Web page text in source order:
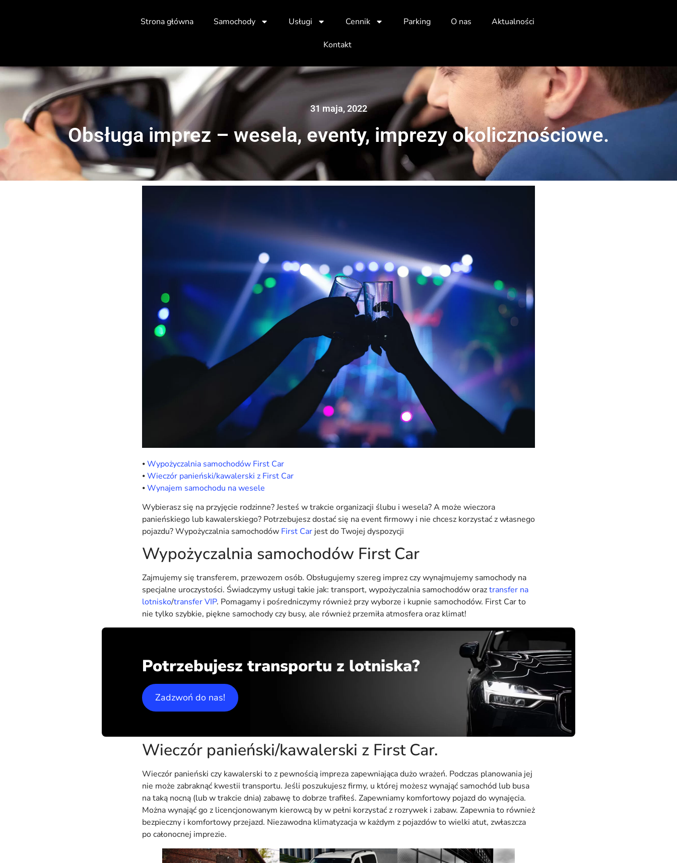
Strona główna Samochody Usługi Cennik Parking O nas Aktualności
Kontakt
31 maja, 2022
Obsługa imprez – wesela, eventy, imprezy okolicznościowe.
⦁Wypożyczalnia samochodów First Car
⦁Wieczór panieński/kawalerski z First Car
⦁Wynajem samochodu na wesele
Wybierasz się na przyjęcie rodzinne? Jesteś w trakcie organizacji ślubu i wesela? A może wieczora
panieńskiego lub kawalerskiego? Potrzebujesz dostać się na event firmowy i nie chcesz korzystać z własnego
pojazdu? Wypożyczalnia samochodów First Car jest do Twojej dyspozycji
Wypożyczalnia samochodów First Car
Zajmujemy się transferem, przewozem osób. Obsługujemy szereg imprez czy wynajmujemy samochody na
specjalne uroczystości. Świadczymy usługi takie jak: transport, wypożyczalnia samochodów oraztransfer na
lotnisko/transfer VIP. Pomagamy i pośredniczymy również przy wyborze i kupnie samochodów. First Car to
nie tylko szybkie, piękne samochody czy busy, ale również przemiła atmosfera oraz klimat!
Potrzebujesz transportu z lotniska?
Zadzwoń do nas!
Wieczór panieński/kawalerski z First Car.
Wieczór panieński czy kawalerski to z pewnością impreza zapewniająca dużo wrażeń. Podczas planowania jej
nie może zabraknąć kwestii transportu. Jeśli poszukujesz firmy, u której możesz wynająć samochód lub busa
na taką nocną (lub w trakcie dnia) zabawę to dobrze trafiłeś. Zapewniamy komfortowy pojazd do wynajęcia.
Można wynająć go z licencjonowanym kierowcą by w pełni korzystać z rozrywek i zabaw. Zapewnia to również
bezpieczny i komfortowy przejazd. Niezawodna klimatyzacja w każdym z pojazdów to wielki atut, zwłaszcza
po całonocnej imprezie.